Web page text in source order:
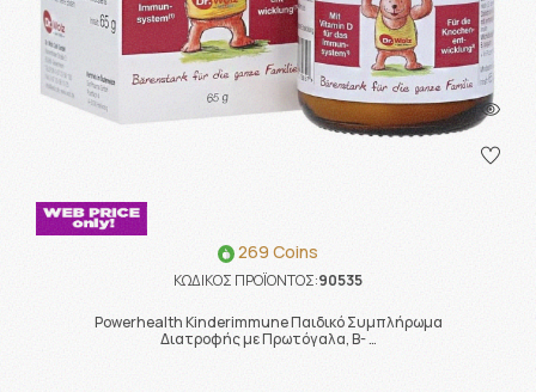
269 Coins
ΚΩΔΙΚΟΣ ΠΡΟΪΟΝΤΟΣ:90535
Powerhealth Kinderimmune Παιδικό Συμπλήρωμα
Διατροφής με Πρωτόγαλα, Β- …